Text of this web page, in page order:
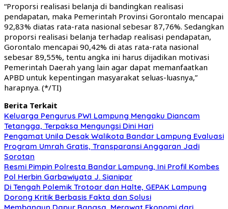
“Proporsi realisasi belanja di bandingkan realisasi
pendapatan, maka Pemerintah Provinsi Gorontalo mencapai
92,83% diatas rata-rata nasional sebesar 87,76%. Sedangkan
proporsi realisasi belanja terhadap realisasi pendapatan,
Gorontalo mencapai 90,42% di atas rata-rata nasional
sebesar 89,55%, tentu angka ini harus dijadikan motivasi
Pemerintah Daerah yang lain agar dapat memanfaatkan
APBD untuk kepentingan masyarakat seluas-luasnya,”
harapnya. (*/TI)
Berita Terkait
Keluarga Pengurus PWI Lampung Mengaku Diancam
Tetangga, Terpaksa Mengungsi Dini Hari
Pengamat Unila Desak Walikota Bandar Lampung Evaluasi
Program Umrah Gratis, Transparansi Anggaran Jadi
Sorotan
Resmi Pimpin Polresta Bandar Lampung, Ini Profil Kombes
Pol Herbin Garbawiyata J. Sianipar
Di Tengah Polemik Trotoar dan Halte, GEPAK Lampung
Dorong Kritik Berbasis Fakta dan Solusi